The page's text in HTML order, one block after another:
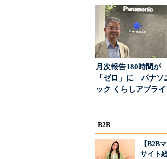
る「特別体験」
月次報告180時間が
「ゼロ」に パナソ
ック くらしアプラ
B2B
【B2B
サイト